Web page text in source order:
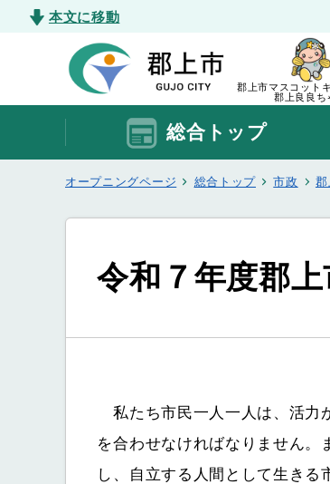
本文に移動
郡上市マスコット
郡上良良ち
総合トップ
オープニングページ 総合トップ 市政 郡
令和７年度郡
私たち市民一人一人は、活力
を合わせなければなりません
し、自立する人間として生きる